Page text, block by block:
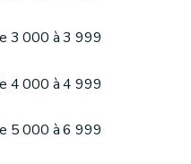
3 000 à 3 999
4 000 à 4 999
5 000 à 6 999